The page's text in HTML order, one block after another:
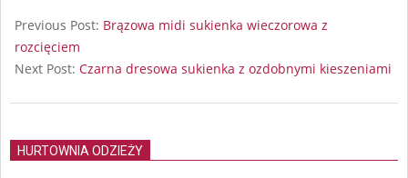
07-
14
Previous Post: Brązowa midi sukienka wieczorowa z
rozcięciem
Next Post: Czarna dresowa sukienka z ozdobnymi kieszeniami
HURTOWNIA ODZIEŻY